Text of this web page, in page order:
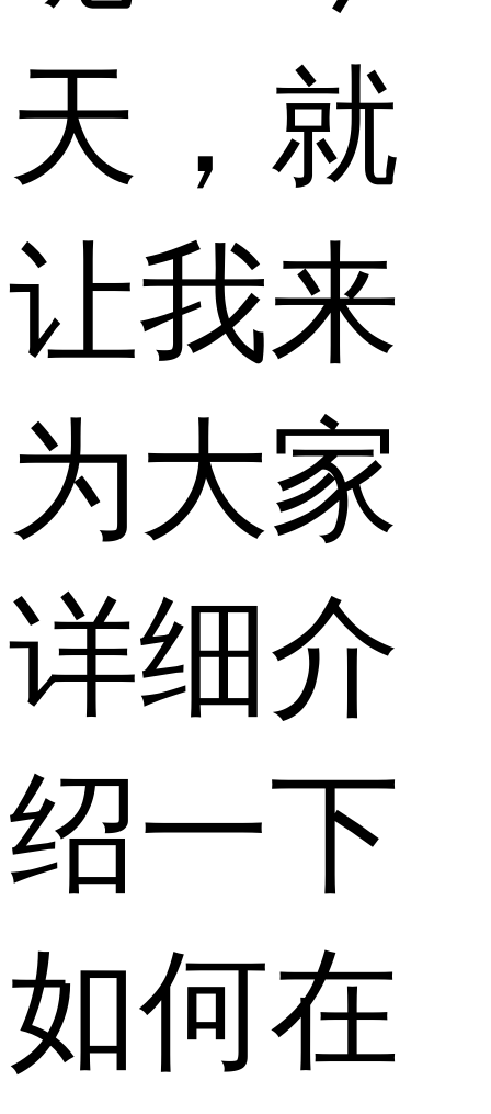
天，就
让我来
为大家
详细介
绍一下
如何在